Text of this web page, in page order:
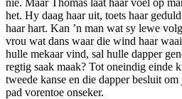
het. Hy daag haar uit, toets haar
haar hart. Kan ’n man wat sy lewe
vrou wat dans waar die wind haar
hulle mekaar vind, sal hulle dapper
regtig saak maak? Tot oneindig einde
tweede kanse en die dapper besluit
pad vorentoe onseker.